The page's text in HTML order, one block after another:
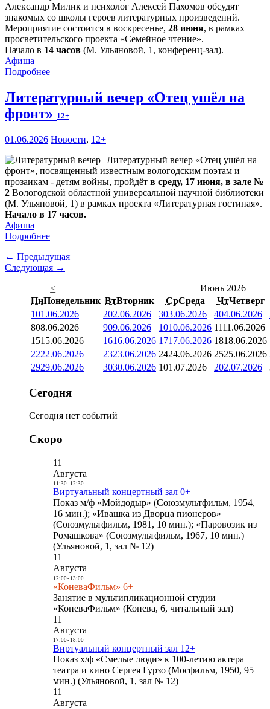
Александр Милик и психолог Алексей Пахомов обсудят
знакомых со школы героев литературных произведений.
Мероприятие состоится в воскресенье, 28 июня, в рамках
просветительского проекта «Семейное чтение».
Начало в 14 часов (М. Ульяновой, 1, конференц-зал).
Афиша
Подробнее
Литературный вечер «Отец ушёл на
фронт» 12+
01.06.2026 Новости, 12+
Литературный вечер «Отец ушёл на
фронт», посвященный известным вологодским поэтам и
прозаикам - детям войны, пройдёт в среду, 17 июня, в зале №
2 Вологодской областной универсальной научной библиотеки
(М. Ульяновой, 1) в рамках проекта «Литературная гостиная».
Начало в 17 часов.
Афиша
Подробнее
← Предыдущая
Следующая →
<
Июнь 2026
ПнПонедельник ВтВторник СрСреда ЧтЧетверг
101.06.2026 202.06.2026 303.06.2026 404.06.2026
808.06.2026 909.06.2026 1010.06.2026 1111.06.2026
1515.06.2026 1616.06.2026 1717.06.2026 1818.06.2026
2222.06.2026 2323.06.2026 2424.06.2026 2525.06.2026
2929.06.2026 3030.06.2026 101.07.2026 202.07.2026
Сегодня
Сегодня нет событий
Скоро
11
Августа
11:30- 12:30
Виртуальный концертный зал 0+
Показ м/ф «Мойдодыр» (Союзмультфильм, 1954,
16 мин.); «Ивашка из Дворца пионеров»
(Союзмультфильм, 1981, 10 мин.); «Паровозик из
Ромашкова» (Союзмультфильм, 1967, 10 мин.)
(Ульяновой, 1, зал № 12)
11
Августа
12:00- 13:00
«КоневаФильм» 6+
Занятие в мультипликационной студии
«КоневаФильм» (Конева, 6, читальный зал)
11
Августа
17:00- 18:00
Виртуальный концертный зал 12+
Показ х/ф «Смелые люди» к 100-летию актера
театра и кино Сергея Гурзо (Мосфильм, 1950, 95
мин.) (Ульяновой, 1, зал № 12)
11
Августа